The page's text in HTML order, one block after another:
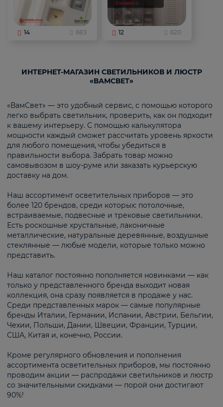
14 683 12 620
ИНТЕРНЕТ-МАГАЗИН СВЕТИЛЬНИКОВ И ЛЮСТР
«ВАМСВЕТ»
«ВамСвет» — это удобный сервис, с помощью которого
легко выбрать светильник, проверить, как он подходит
к вашему интерьеру. С помощью калькулятора
мощности каждый сможет рассчитать уровень яркости
для любого помещения, чтобы убедиться в
правильности выбора. Забрать товар можно
самовывозом в шоу-руме или заказать курьерскую
доставку на дом.
Наш ассортимент осветительных приборов — это
более 120 брендов, среди которых: потолочные,
встраиваемые, подвесные и трековые светильники.
Есть роскошные хрустальные, лаконичные
металлические, натуральные деревянные, воздушные
стеклянные — любые модели, которые только можно
представить.
Наш каталог постоянно пополняется новинками — как
только у представленного бренда выходит новая
коллекция, она сразу появляется в продаже у нас.
Среди представленных марок — самые популярные
бренды Италии, Германии, Испании, Австрии, Бельгии,
Чехии, Польши, Дании, Швеции, Франции, Турции,
США, Китая и, конечно, России.
Кроме регулярного обновления и пополнения
ассортимента осветительных приборов, мы постоянно
проводим акции — распродажи светильников и люстр
со значительными скидками — порой они достигают
90%!